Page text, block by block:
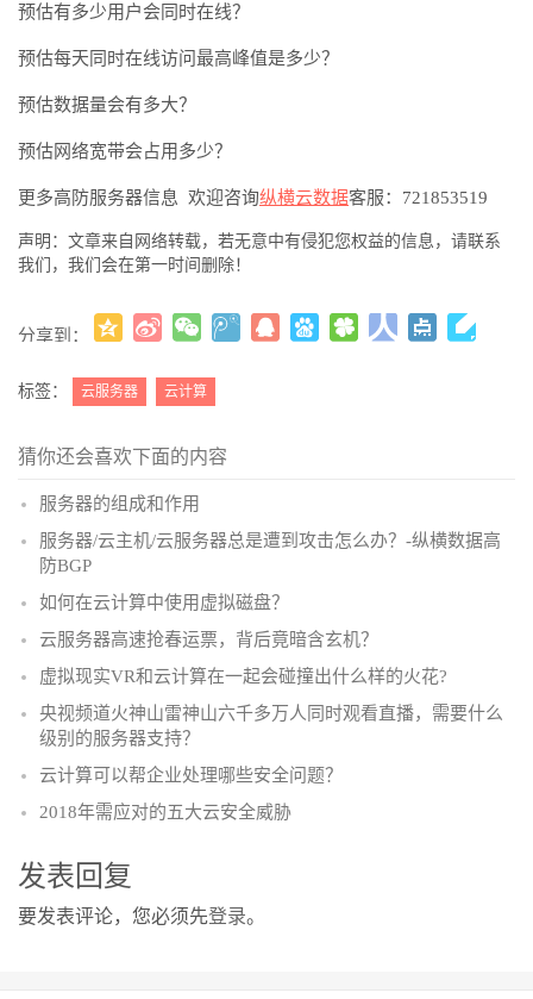
预估有多少用户会同时在线？
预估每天同时在线访问最高峰值是多少？
预估数据量会有多大？
预估网络宽带会占用多少？
更多高防服务器信息 欢迎咨询纵横云数据客服： 721853519
声明：文章来自网络转载，若无意中有侵犯您权益的信息，请联系
我们，我们会在第一时间删除！
分享到：
标签： 云服务器 云计算
猜你还会喜欢下面的内容
服务器的组成和作用
服务器/云主机/云服务器​总是遭到攻击怎么办？-纵横数据高
防BGP
如何在云计算中使用虚拟磁盘？
云服务器高速抢春运票，背后竟暗含玄机？
虚拟现实VR和云计算在一起会碰撞出什么样的火花?
央视频道火神山雷神山六千多万人同时观看直播，需要什么
级别的服务器支持？
云计算可以帮企业处理哪些安全问题？
2018年需应对的五大云安全威胁
发表回复
要发表评论，您必须先登录。